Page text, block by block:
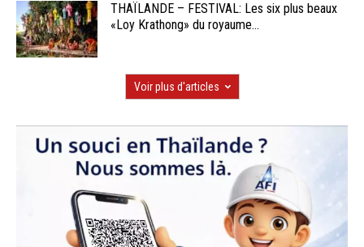
THAÏLANDE – FESTIVAL: Les six plus beaux
«Loy Krathong» du royaume...
Voir plus d'articles